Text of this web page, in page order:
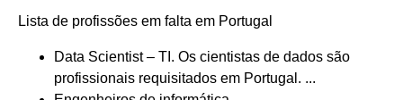
Lista de profissões em falta em Portugal
Data Scientist – TI. Os cientistas de dados são
profissionais requisitados em Portugal. ...